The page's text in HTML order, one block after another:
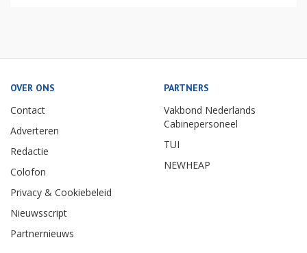
OVER ONS
Contact
Adverteren
Redactie
Colofon
Privacy & Cookiebeleid
Nieuwsscript
Partnernieuws
PARTNERS
Vakbond Nederlands
Cabinepersoneel
TUI
NEWHEAP